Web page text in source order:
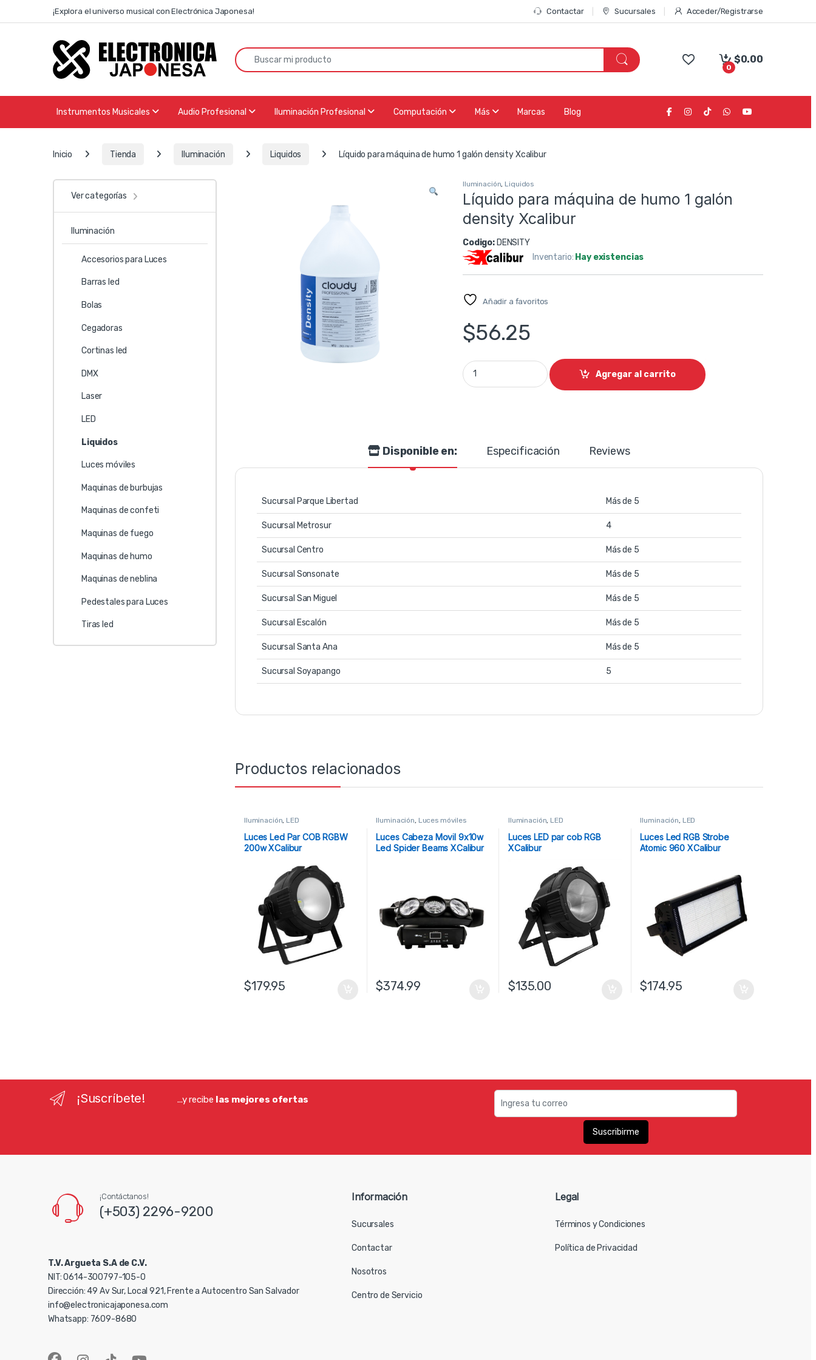
Skip to navigation
Skip to content¡Explora el universo musical con Electrónica Japonesa! Contactar Sucursales Acceder/Registrarse
Search for:
0
$0.00
Instrumentos Musicales Audio Profesional Iluminación Profesional Computación Más Marcas Blog
Inicio Tienda Iluminación Liquidos Líquido para máquina de humo 1 galón density Xcalibur
Iluminación, Liquidos
Líquido para máquina de humo 1 galón
density Xcalibur
Codigo: DENSITY
Inventario: Hay existencias
Añadir a favoritos
$56.25
Líquido para máquina de humo 1 galón density Xcalibur quantity
Agregar al carrito
Disponible en: Especificación Reviews
Sucursal Parque Libertad Más de 5
Sucursal Metrosur 4
Sucursal Centro Más de 5
Sucursal Sonsonate Más de 5
Sucursal San Miguel Más de 5
Sucursal Escalón Más de 5
Sucursal Santa Ana Más de 5
Sucursal Soyapango 5
Productos relacionados
Iluminación, LED
Luces Led Par COB RGBW
200w XCalibur
$179.95
Iluminación, Luces móviles
Luces Cabeza Movil 9x10w
Led Spider Beams XCalibur
$374.99
Iluminación, LED
Luces LED par cob RGB
XCalibur
$135.00
Iluminación, LED
Luces Led RGB Strobe
Atomic 960 XCalibur
$174.95
Ver categorías
Iluminación
Accesorios para Luces
Barras led
Bolas
Cegadoras
Cortinas led
DMX
Laser
LED
Liquidos
Luces móviles
Maquinas de burbujas
Maquinas de confeti
Maquinas de fuego
Maquinas de humo
Maquinas de neblina
Pedestales para Luces
Tiras led
¡Suscríbete! ...y recibe las mejores ofertas
¡Contáctanos!
(+503) 2296-9200
T.V. Argueta S.A de C.V.
NIT: 0614-300797-105-0
Dirección: 49 Av Sur, Local 921, Frente a Autocentro San Salvador
info@electronicajaponesa.com
Whatsapp: 7609-8680
Información
Sucursales
Contactar
Nosotros
Centro de Servicio
Legal
Términos y Condiciones
Política de Privacidad